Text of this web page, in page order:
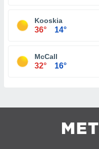
Kooskia
36° 14°
McCall
32° 16°